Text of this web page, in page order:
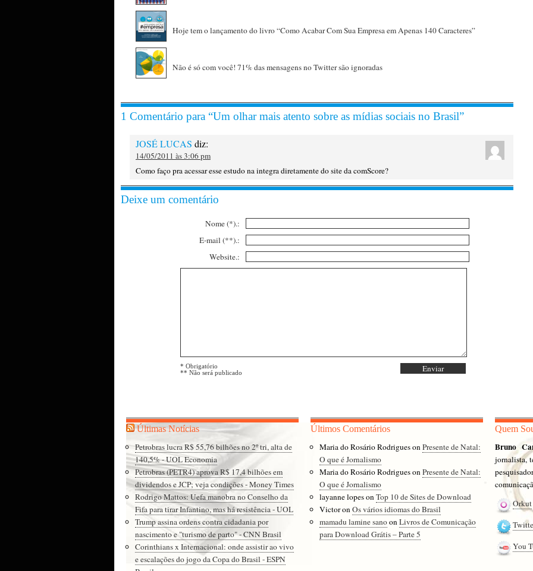
Hoje tem o lançamento do livro “Como Acabar Com Sua Empresa em Apenas 140 Caracteres”
Não é só com você! 71% das mensagens no Twitter são ignoradas
1 Comentário para “Um olhar mais atento sobre as mídias sociais no Brasil”
JOSÉ LUCAS diz:
14/05/2011 às 3:06 pm
Como faço pra acessar esse estudo na integra diretamente do site da comScore?
Deixe um comentário
Nome (*).:
E-mail (**).:
Website.:
* Obrigatório
** Não será publicado
Últimas Notícias
Petrobras lucra R$ 55,76 bilhões no 2º tri, alta de
140,5% - UOL Economia
Petrobras (PETR4) aprova R$ 17,4 bilhões em
dividendos e JCP; veja condições - Money Times
Rodrigo Mattos: Uefa manobra no Conselho da
Fifa para tirar Infantino, mas há resistência - UOL
Trump assina ordens contra cidadania por
nascimento e "turismo de parto" - CNN Brasil
Corinthians x Internacional: onde assistir ao vivo
e escalações do jogo da Copa do Brasil - ESPN
Últimos Comentários
Maria do Rosário RodriguesonPresente de Natal:
O que é Jornalismo
Maria do Rosário RodriguesonPresente de Natal:
O que é Jornalismo
layanne lopesonTop 10 de Sites de Download
VictoronOs vários idiomas do Brasil
mamadu lamine sanoonLivros de Comunicação
para Download Grátis – Parte 5
Quem
Bruno
jornalista,
Orkut
You